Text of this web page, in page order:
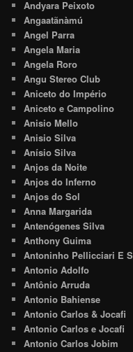
Andyara Peixoto
Angaatãnàmú
Angel Parra
Angela Maria
Angela Roro
Angu Stereo Club
Aniceto do Império
Aniceto e Campolino
Anisio Mello
Anisio Silva
Anísio Silva
Anjos da Noite
Anjos do Inferno
Anjos do Sol
Anna Margarida
Antenógenes Silva
Anthony Guima
Antoninho Pellicciari E
Antonio Adolfo
Antônio Arruda
Antonio Bahiense
Antonio Carlos & Jocafi
Antonio Carlos e Jocafi
Antonio Carlos Jobim